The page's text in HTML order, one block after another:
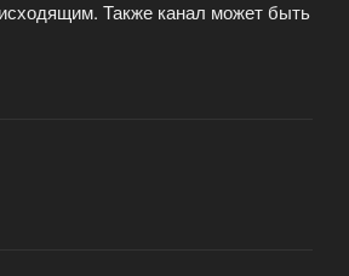
Также канал может быть